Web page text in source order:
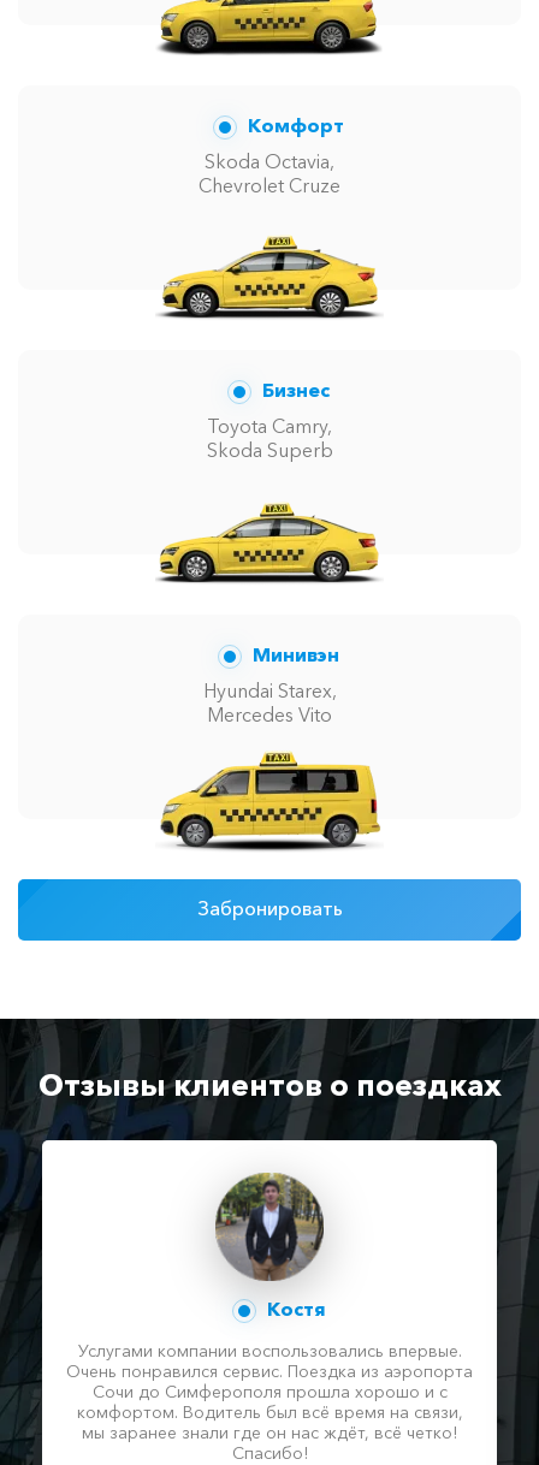
Комфорт
Skoda Octavia,
Chevrolet Cruze
Бизнес
Toyota Camry,
Skoda Superb
Минивэн
Hyundai Starex,
Mercedes Vito
Забронировать
Отзывы клиентов о поездках
Костя
Услугами компании воспользовались впервые.
Очень понравился сервис. Поездка из аэропорта
Сочи до Симферополя прошла хорошо и с
комфортом. Водитель был всё время на связи,
мы заранее знали где он нас ждёт, всё четко!
Спасибо!